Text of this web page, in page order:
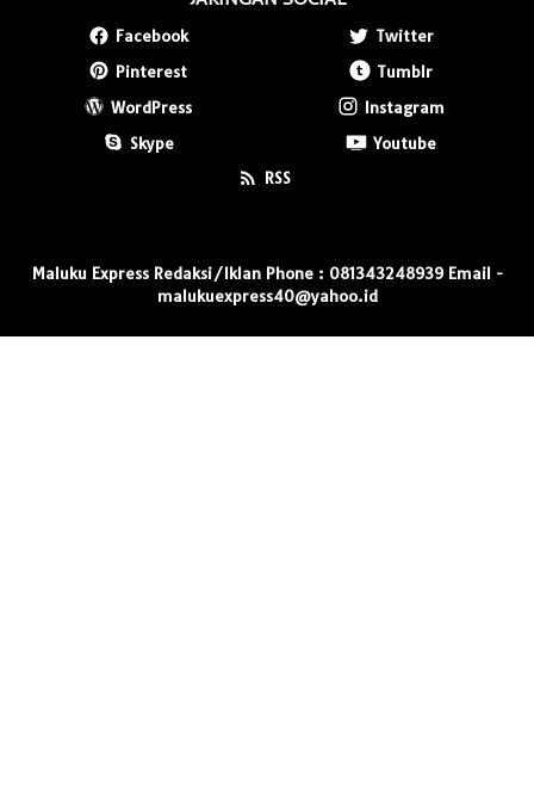
Facebook
Twitter
Pinterest
Tumblr
WordPress
Instagram
Skype
Youtube
RSS
Maluku Express Redaksi/Iklan Phone : 081343248939 Email -
malukuexpress40@yahoo.id